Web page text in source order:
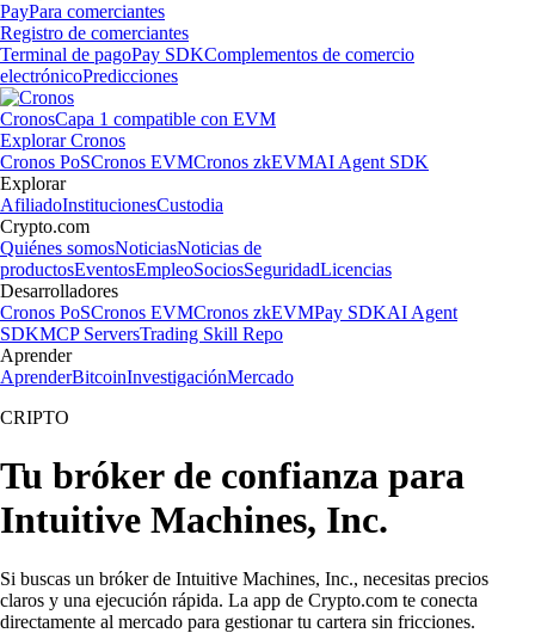
PayPara comerciantes
Registro de comerciantes
Terminal de pagoPay SDKComplementos de comercio
electrónicoPredicciones
CronosCapa 1 compatible con EVM
Explorar Cronos
Cronos PoSCronos EVMCronos zkEVMAI Agent SDK
Explorar
AfiliadoInstitucionesCustodia
Crypto.com
Quiénes somosNoticiasNoticias de
productosEventosEmpleoSociosSeguridadLicencias
Desarrolladores
Cronos PoSCronos EVMCronos zkEVMPay SDKAI Agent
SDKMCP ServersTrading Skill Repo
Aprender
AprenderBitcoinInvestigaciónMercado
CRIPTO
Tu bróker de confianza para
Intuitive Machines, Inc.
Si buscas un bróker de Intuitive Machines, Inc., necesitas precios
claros y una ejecución rápida. La app de Crypto.com te conecta
directamente al mercado para gestionar tu cartera sin fricciones.